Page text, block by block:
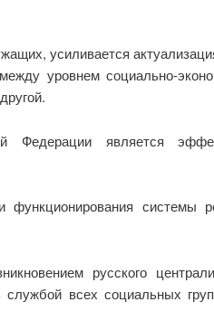
усиливается
уровнем социально-
Федерации является
функционирования системы
русского
службой всех социальных